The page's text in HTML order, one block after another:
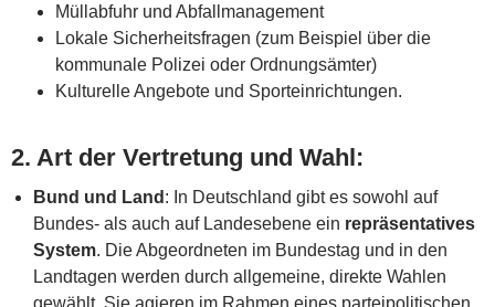
Müllabfuhr und Abfallmanagement
Lokale Sicherheitsfragen (zum Beispiel über die
kommunale Polizei oder Ordnungsämter)
Kulturelle Angebote und Sporteinrichtungen.
2. Art der Vertretung und Wahl:
Bund und Land : In Deutschland gibt es sowohl auf
Bundes- als auch auf Landesebene ein repräsentatives
System. Die Abgeordneten im Bundestag und in den
Landtagen werden durch allgemeine, direkte Wahlen
gewählt. Sie agieren im Rahmen eines parteipolitischen